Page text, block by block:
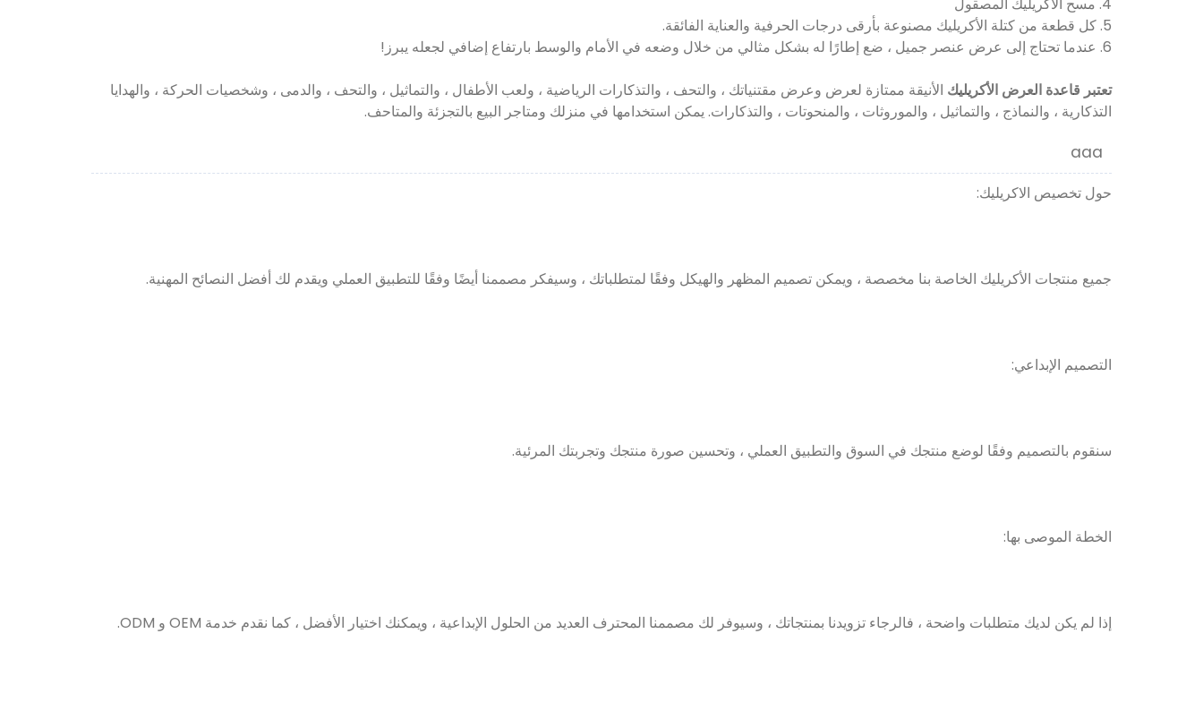
5. كل قطعة من كتلة الأكريليك مصنوعة بأرقى درجات الحرفية والعناية الفائقة.
6. عندما تحتاج إلى عرض عنصر جميل ، ضع إطارًا له بشكل مثالي من خلال وضعه في الأمام والوسط بارتفاع إضافي لجعله يبرز!
تعتبر قاعدة العرض الأكريليك الأنيقة ممتازة لعرض وعرض مقتنياتك ، والتحف ، والتذكارات الرياضية ، ولعب الأطفال ، والتماثيل ، والتحف ، والدمى ، وشخصيات الحركة ، والهدايا
التذكارية ، والنماذج ، والتماثيل ، والموروثات ، والمنحوتات ، والتذكارات. يمكن استخدامها في منزلك ومتاجر البيع بالتجزئة والمتاحف.
aaa
حول تخصيص الاكريليك:
جميع منتجات الأكريليك الخاصة بنا مخصصة ، ويمكن تصميم المظهر والهيكل وفقًا لمتطلباتك ، وسيفكر مصممنا أيضًا وفقًا للتطبيق العملي ويقدم لك أفضل النصائح المهنية.
التصميم الإبداعي:
سنقوم بالتصميم وفقًا لوضع منتجك في السوق والتطبيق العملي ، وتحسين صورة منتجك وتجربتك المرئية.
الخطة الموصى بها:
إذا لم يكن لديك متطلبات واضحة ، فالرجاء تزويدنا بمنتجاتك ، وسيوفر لك مصممنا المحترف العديد من الحلول الإبداعية ، ويمكنك اختيار الأفضل ، كما نقدم خدمة OEM و ODM.